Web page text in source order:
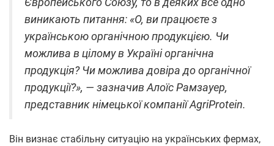
Європейського Союзу, то в деяких все одно
виникають питання: «О, ви працюєте з
українською органічною продукцією. Чи
можлива в цілому в Україні органічна
продукція? Чи можлива довіра до органічної
продукції?», — зазначив Алоїс Рамзауер,
представник німецької компанії AgriProtein.
Він визнає стабільну ситуацію на українських фермах,